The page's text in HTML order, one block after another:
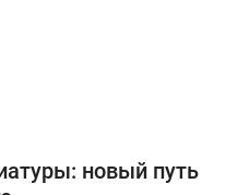
новый путь